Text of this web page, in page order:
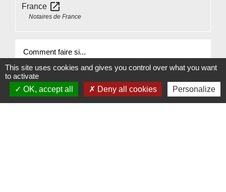
France open_in_new
Notaires de France
Comment faire si...
J'organise ma succession
This site uses cookies and gives you control over what you want
to activate
OK, accept all
Deny all cookies Personalize